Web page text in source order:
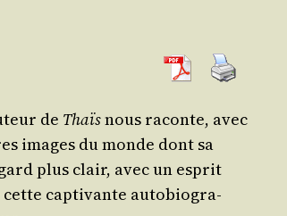
de Thaïsnous raconte, avec
images du monde dont sa
plus clair, avec un esprit
cette cap­ti­vante auto­bio­gra­